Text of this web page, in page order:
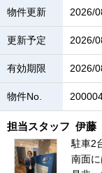
物件更新 2026/
更新予定 2026/
有効期限 2026/
物件No.
担当スタッフ 伊
駐車2
南面